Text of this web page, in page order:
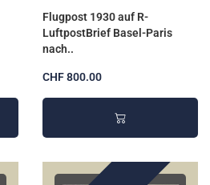
Flugpost 1930 auf R-
LuftpostBrief Basel-Paris
nach..
CHF 800.00